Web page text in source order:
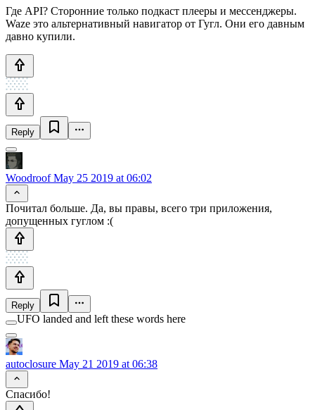
Где API? Сторонние только подкаст плееры и мессенджеры.
Waze это альтернативный навигатор от Гугл. Они его давным
давно купили.
Reply
WoodroofMay 25 2019 at 06:02
Почитал больше. Да, вы правы, всего три приложения,
допущенных гуглом :(
Reply
UFO landed and left these words here
autoclosure May 21 2019 at 06:38
Спасибо!